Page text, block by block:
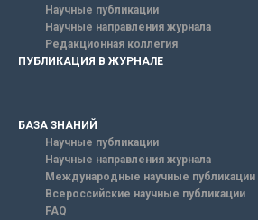
Научные публикации
Научные направления журнала
Редакционная коллегия
ПУБЛИКАЦИЯ В ЖУРНАЛЕ
БАЗА ЗНАНИЙ
Научные публикации
Научные направления журнала
Международные научные публикации
Всероссийские научные публикации
FAQ